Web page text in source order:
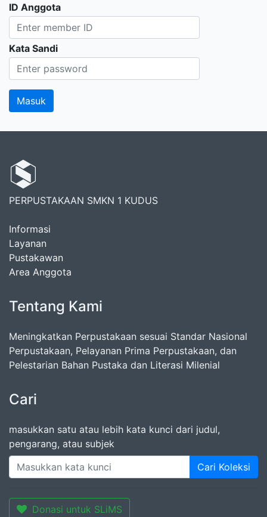
ID Anggota
Kata Sandi
PERPUSTAKAAN SMKN 1 KUDUS
Informasi
Layanan
Pustakawan
Area Anggota
Tentang Kami
Meningkatkan Perpustakaan sesuai Standar Nasional
Perpustakaan, Pelayanan Prima Perpustakaan, dan
Pelestarian Bahan Pustaka dan Literasi Milenial
Cari
masukkan satu atau lebih kata kunci dari judul,
pengarang, atau subjek
Cari Koleksi
Donasi untuk SLiMS